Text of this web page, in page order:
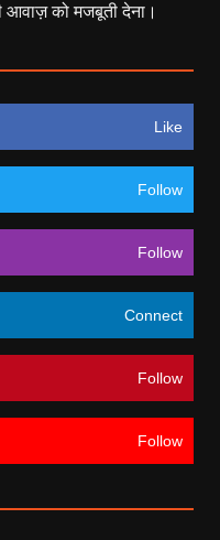
आवाज़ को मजबूती देना।
Like
Follow
Follow
Connect
Follow
Follow